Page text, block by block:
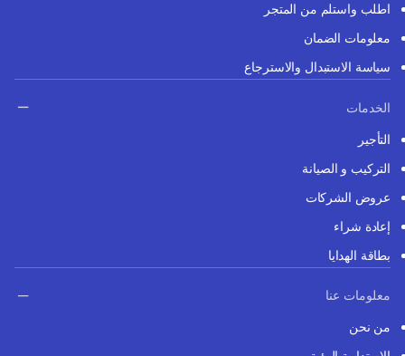
اطلب واستلم من المتجر
معلومات الضمان
سياسة الاستبدال والاسترجاع
الخدمات
التأجير
التركيب و الصيانة
عروض الشركات
إعادة شراء
بطاقة الهدايا
معلومات عنا
من نحن